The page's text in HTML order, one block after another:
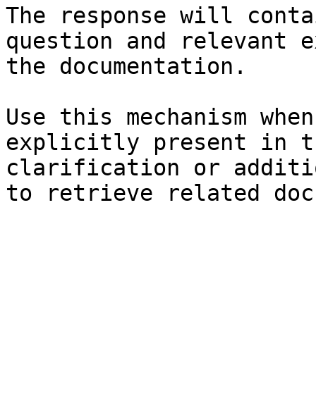
The response will
question and relevant
the documentation.
Use this mechanism
explicitly present in
clarification or